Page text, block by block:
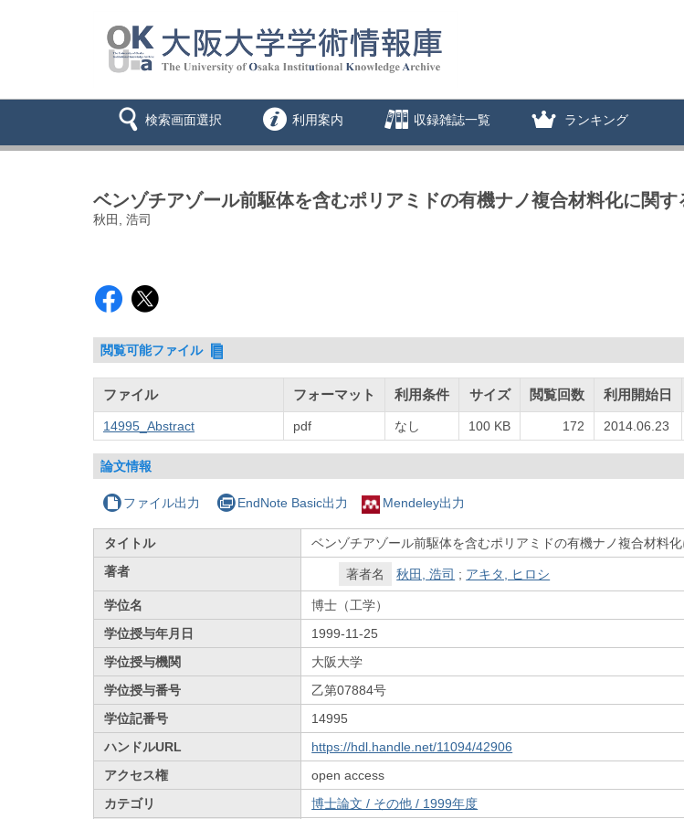
検索画面選択 利用案内 収録雑誌一覧 ランキング
ベンゾチアゾール前駆体を含むポリアミドの有機ナノ複合材料化に関す
秋田, 浩司
閲覧可能ファイル
ファイル フォーマット 利用条件 サイズ 閲覧回数 利用開始日
14995_Abstract pdf なし 100 KB 172 2014.06.23
論文情報
ファイル出力 EndNote Basic出力 Mendeley出力
タイトル
ベンゾチアゾール前駆体を含むポリアミドの有機ナノ複合材料
著者
著者名 秋田, 浩司 ; アキタ, ヒロシ
学位名
博士（工学）
学位授与年月日
1999-11-25
学位授与機関
大阪大学
学位授与番号
乙第07884号
学位記番号
14995
ハンドルURL
https://hdl.handle.net/11094/42906
アクセス権
open access
カテゴリ
博士論文 / その他 / 1999年度